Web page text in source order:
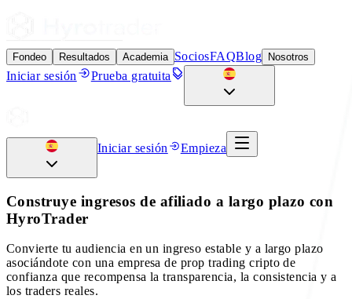
Fondeo Resultados Academia SociosFAQBlog Nosotros
Iniciar sesión Prueba gratuita
Iniciar sesión Empieza
Construye ingresos de afiliado a largo plazo con
HyroTrader
Convierte tu audiencia en un ingreso estable y a largo plazo
asociándote con una empresa de prop trading cripto de
confianza que recompensa la transparencia, la consistencia y a
los traders reales.